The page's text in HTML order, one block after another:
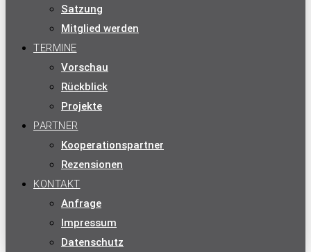
Satzung
Mitglied werden
TERMINE
Vorschau
Rückblick
Projekte
PARTNER
Kooperationspartner
Rezensionen
KONTAKT
Anfrage
Impressum
Datenschutz